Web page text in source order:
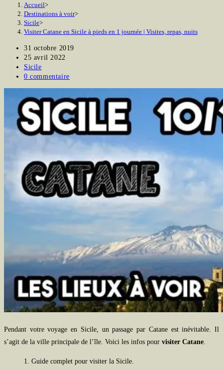
Accueil>
Destinations à voir>
Sicile>
Visiter Catane en Sicile à pieds en 1 journée | Visites, repas, nuits
Publication
publiée :
31 octobre 2019
Dernière
modification
de
publication :
25 avril 2022
Post
category:
Sicile
Commentaires
la
publication :
0 commentaire
Pendant votre voyage en Sicile, un passage par Catane est inévitable. Il
s’agit de la ville principale de l’île. Voici les infos pour visiter Catane
1. Guide complet pour visiter la Sicile.